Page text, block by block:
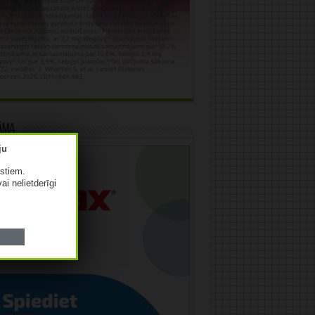
nelietderīgi